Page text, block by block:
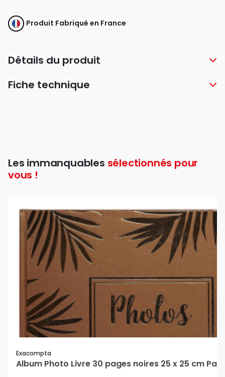
Produit Fabriqué en France
Détails du produit
Fiche technique
Les immanquables sélectionnés pour
vous !
Exacompta
Album Photo Livre 30 pages noires 25 x 25 cm